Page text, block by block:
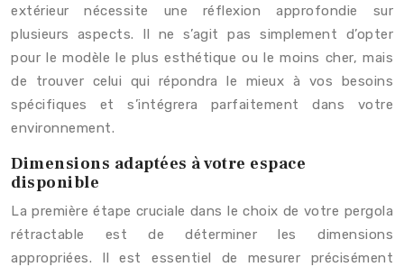
extérieur nécessite une réflexion approfondie sur
plusieurs aspects. Il ne s’agit pas simplement d’opter
pour le modèle le plus esthétique ou le moins cher, mais
de trouver celui qui répondra le mieux à vos besoins
spécifiques et s’intégrera parfaitement dans votre
environnement.
Dimensions adaptées à votre espace
disponible
La première étape cruciale dans le choix de votre pergola
rétractable est de déterminer les dimensions
appropriées. Il est essentiel de mesurer précisément